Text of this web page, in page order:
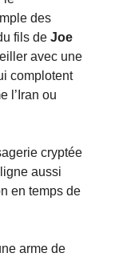
des
fils de Joe
avec une
complotent
l’Iran ou
cryptée
aussi
en temps de
arme de